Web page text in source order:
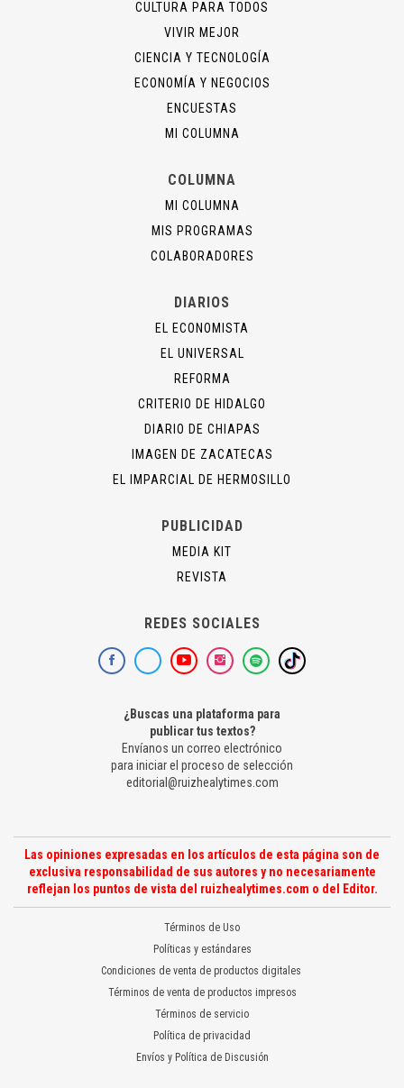
CULTURA PARA TODOS
VIVIR MEJOR
CIENCIA Y TECNOLOGÍA
ECONOMÍA Y NEGOCIOS
ENCUESTAS
MI COLUMNA
COLUMNA
MI COLUMNA
MIS PROGRAMAS
COLABORADORES
DIARIOS
EL ECONOMISTA
EL UNIVERSAL
REFORMA
CRITERIO DE HIDALGO
DIARIO DE CHIAPAS
IMAGEN DE ZACATECAS
EL IMPARCIAL DE HERMOSILLO
PUBLICIDAD
MEDIA KIT
REVISTA
REDES SOCIALES
¿Buscas una plataforma para
publicar tus textos?
Envíanos un correo electrónico
para iniciar el proceso de selección
editorial@ruizhealytimes.com
Las opiniones expresadas en los artículos de esta página son de
exclusiva responsabilidad de sus autores y no necesariamente
reflejan los puntos de vista del ruizhealytimes.com o del Editor.
Términos de Uso
Políticas y estándares
Condiciones de venta de productos digitales
Términos de venta de productos impresos
Términos de servicio
Política de privacidad
Envíos y Política de Discusión